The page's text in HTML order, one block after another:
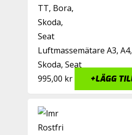
Luftmassemätare A3,
Skoda, Seat
995,00 kr +LÄGG